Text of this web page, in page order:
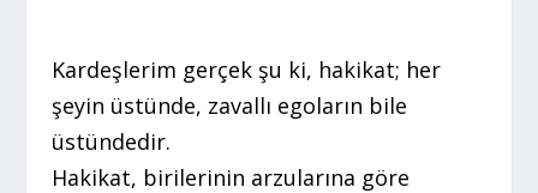
Kardeşlerim gerçek şu ki, hakikat; her
şeyin üstünde, zavallı egoların bile
üstündedir.
Hakikat, birilerinin arzularına göre